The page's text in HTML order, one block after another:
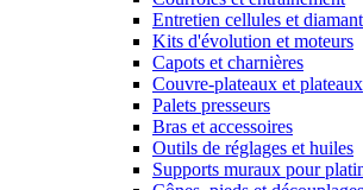
Entretien cellules et
Kits d'évolution et moteurs
Capots et charnières
Couvre-plateaux et plateaux
Palets presseurs
Bras et accessoires
Outils de réglages et huiles
Supports muraux pour